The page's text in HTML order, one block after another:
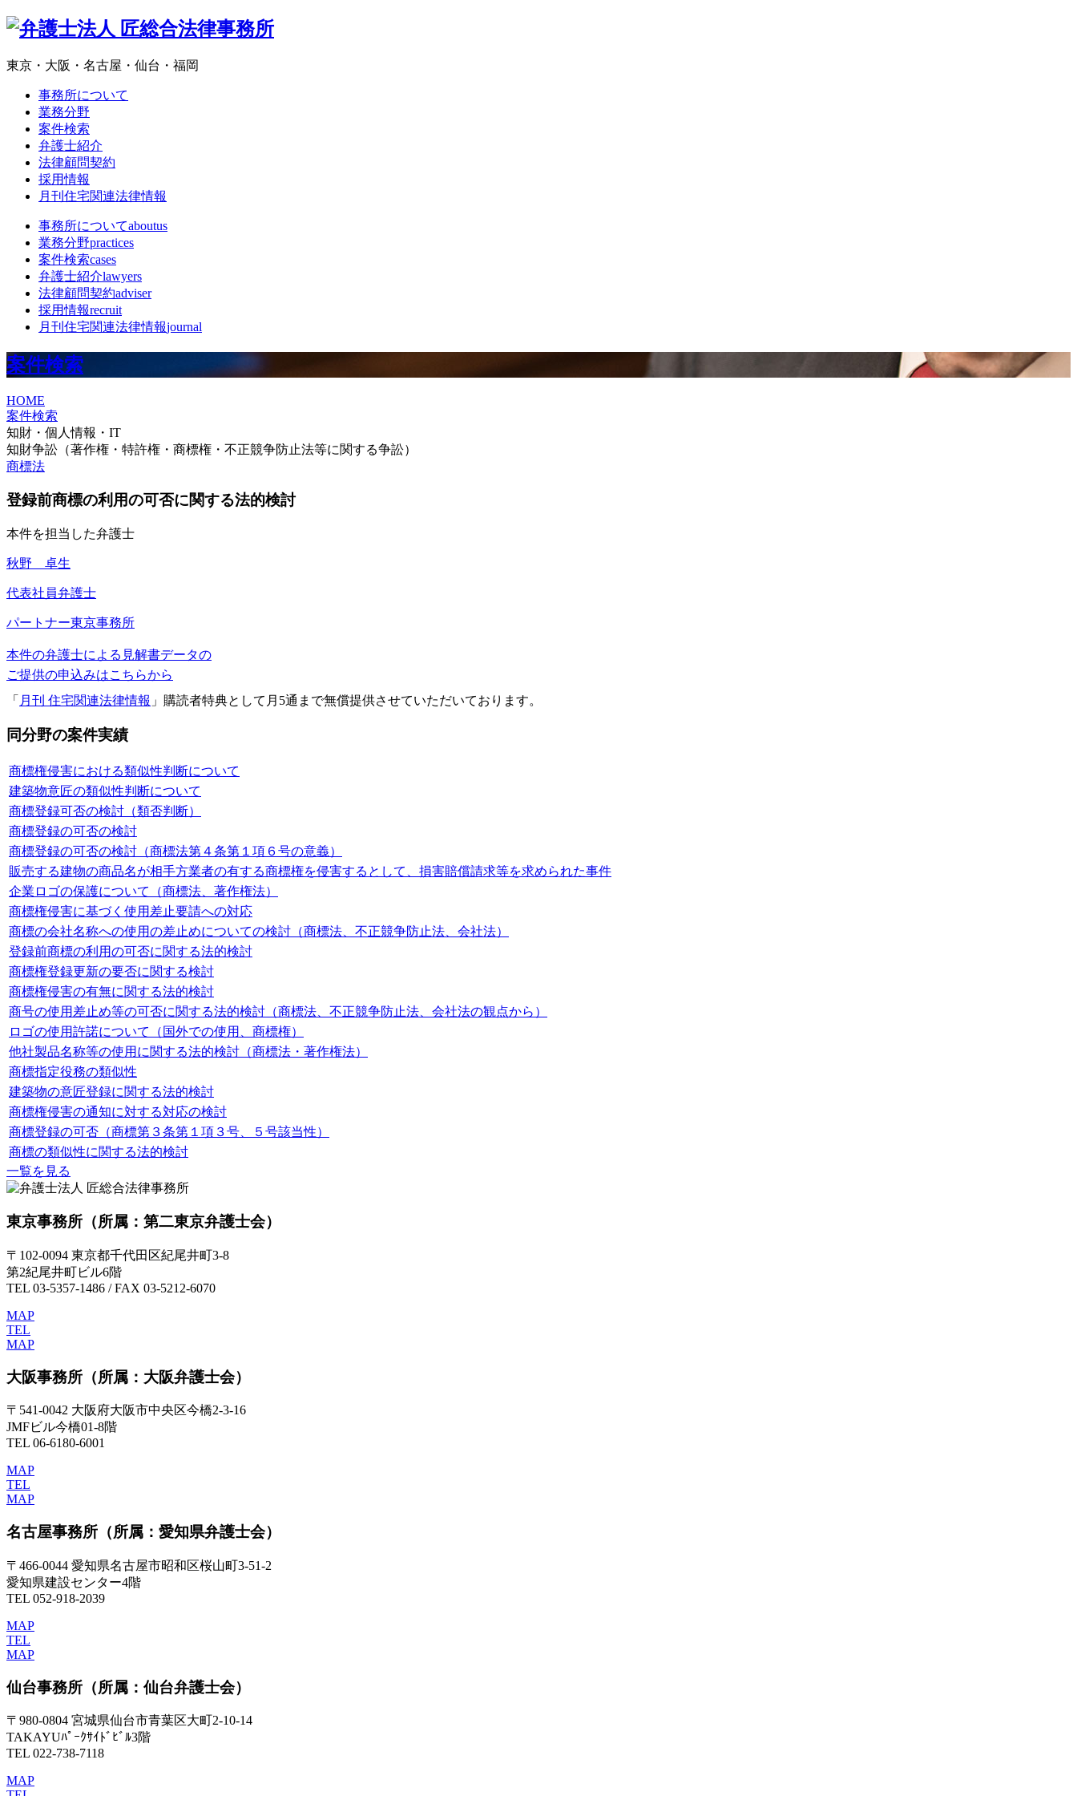
東京・大阪・名古屋・仙台・福岡
事務所について
業務分野
案件検索
弁護士紹介
法律顧問契約
採用情報
月刊住宅関連法律情報
事務所についてaboutus
業務分野practices
案件検索cases
弁護士紹介lawyers
法律顧問契約adviser
採用情報recruit
月刊住宅関連法律情報journal
案件検索
HOME
案件検索
知財・個人情報・IT
知財争訟（著作権・特許権・商標権・不正競争防止法等に関する争訟）
商標法
登録前商標の利用の可否に関する法的検討
本件を担当した弁護士
秋野 卓生
代表社員弁護士
パートナー東京事務所
本件の弁護士による見解書データの
ご提供の申込みはこちらから
「 月刊 住宅関連法律情報 」購読者特典として月5通まで無償提供させていただいております。
同分野の案件実績
商標権侵害における類似性判断について
建築物意匠の類似性判断について
商標登録可否の検討（類否判断）
商標登録の可否の検討
商標登録の可否の検討（商標法第４条第１項６号の意義）
販売する建物の商品名が相手方業者の有する商標権を侵害するとして、損害賠償請求等を求められた事件
企業ロゴの保護について（商標法、著作権法）
商標権侵害に基づく使用差止要請への対応
商標の会社名称への使用の差止めについての検討（商標法、不正競争防止法、会社法）
登録前商標の利用の可否に関する法的検討
商標権登録更新の要否に関する検討
商標権侵害の有無に関する法的検討
商号の使用差止め等の可否に関する法的検討（商標法、不正競争防止法、会社法の観点から）
ロゴの使用許諾について（国外での使用、商標権）
他社製品名称等の使用に関する法的検討（商標法・著作権法）
商標指定役務の類似性
建築物の意匠登録に関する法的検討
商標権侵害の通知に対する対応の検討
商標登録の可否（商標第３条第１項３号、５号該当性）
商標の類似性に関する法的検討
一覧を見る
東京事務所 （所属：第二東京弁護士会）
〒102-0094 東京都千代田区紀尾井町3-8
第2紀尾井町ビル6階
TEL 03-5357-1486 / FAX 03-5212-6070
MAP
TEL
MAP
大阪事務所 （所属：大阪弁護士会）
〒541-0042 大阪府大阪市中央区今橋2-3-16
JMFビル今橋01-8階
TEL 06-6180-6001
MAP
TEL
MAP
名古屋事務所 （所属：愛知県弁護士会）
〒466-0044 愛知県名古屋市昭和区桜山町3-51-2
愛知県建設センター4階
TEL 052-918-2039
MAP
TEL
MAP
仙台事務所 （所属：仙台弁護士会）
〒980-0804 宮城県仙台市青葉区大町2-10-14
TAKAYUﾊﾟｰｸｻｲﾄﾞﾋﾞﾙ3階
TEL 022-738-7118
MAP